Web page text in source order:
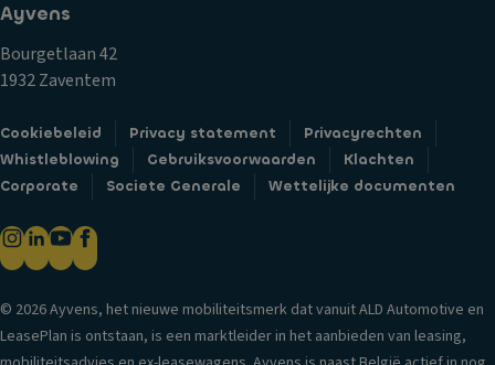
Ayvens
Bourgetlaan 42
1932 Zaventem
Cookiebeleid Privacy statement
Privacyrechten
Whistleblowing
Gebruiksvoorwaarden
Klachten
Corporate
Societe Generale Wettelijke documenten
© 2026 Ayvens, het nieuwe mobiliteitsmerk dat vanuit ALD Automotive en
LeasePlan is ontstaan, is een marktleider in het aanbieden van leasing,